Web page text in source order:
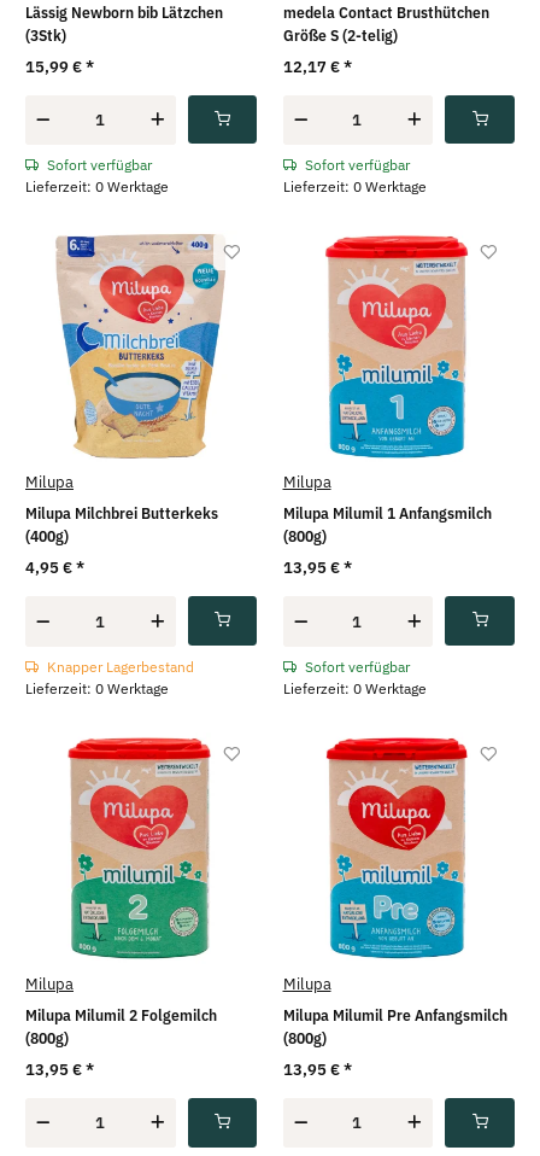
Lässig Newborn bib Lätzchen
(3Stk)
15,99 €*
Sofort verfügbar
Lieferzeit: 0 Werktage
medela Contact Brusthütchen
Größe S (2-telig)
12,17 €*
Sofort verfügbar
Lieferzeit: 0 Werktage
Milupa
Milupa Milchbrei Butterkeks
(400g)
4,95 €*
Knapper Lagerbestand
Lieferzeit: 0 Werktage
Milupa
Milupa Milumil 1 Anfangsmilch
(800g)
13,95 €*
Sofort verfügbar
Lieferzeit: 0 Werktage
Milupa
Milupa Milumil 2 Folgemilch
(800g)
13,95 €*
Milupa
Milupa Milumil Pre Anfangsmilch
(800g)
13,95 €*